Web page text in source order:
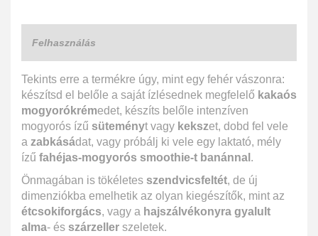
Felhasználás
Tekints erre a termékre úgy, mint egy fehér vászonra:
készítsd el belőle a saját ízlésednek megfelelő kakaós
mogyorókrémedet, készíts belőle intenzíven
mogyorós ízű süteményt vagy kekszet, dobd fel vele
a zabkásádat, vagy próbálj ki vele egy laktató, mély
ízű fahéjas-mogyorós smoothie-t banánnal .
Önmagában is tökéletes szendvicsfeltét, de új
dimenziókba emelhetik az olyan kiegészítők, mint az
étcsokiforgács, vagy a hajszálvékonyra gyalult
alma- és szárzeller szeletek.